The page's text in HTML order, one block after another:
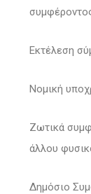
Εκτέλεση
Νομική
Ζωτικά
άλλου
Δημόσιο